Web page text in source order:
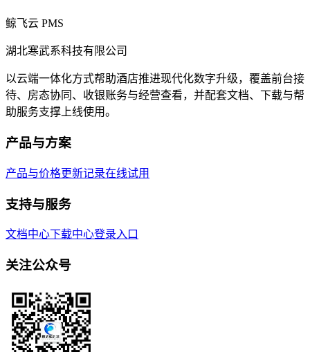
鲸飞云 PMS
湖北寒武系科技有限公司
以云端一体化方式帮助酒店推进现代化数字升级，覆盖前台接
待、房态协同、收银账务与经营查看，并配套文档、下载与帮
助服务支撑上线使用。
产品与方案
产品与价格更新记录在线试用
支持与服务
文档中心下载中心登录入口
关注公众号